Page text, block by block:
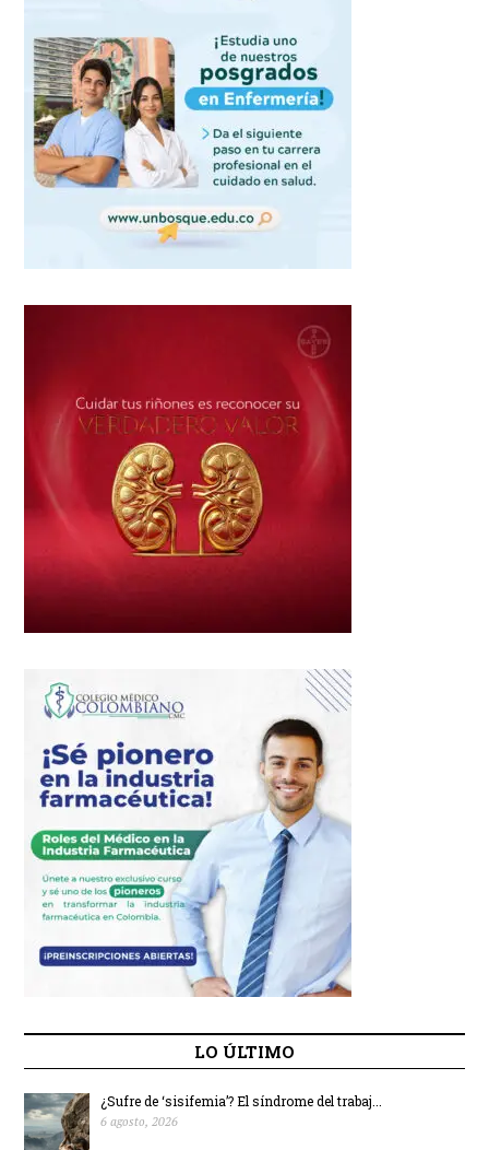
LO ÚLTIMO
¿Sufre de ‘sisifemia’? El síndrome del trabaj...
6 agosto, 2026